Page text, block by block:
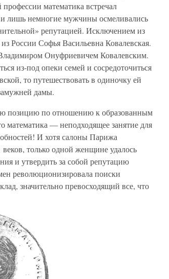
математика встречал
лишь немногие мужчины осмеливались
репутацией. Исключением из
России Софья Васильевна Ковалевская.
Онуфриевичем Ковалевским.
из-под опеки семей и сосредоточиться
то путешествовать в одиночку ей
дамы.
позицию по отношению к образованным
математика — неподходящее занятие для
И хотя салоны Парижа
только одной женщине удалось
и утвердить за собой репутацию
революционизировала поиски
значительно превосходящий все, что